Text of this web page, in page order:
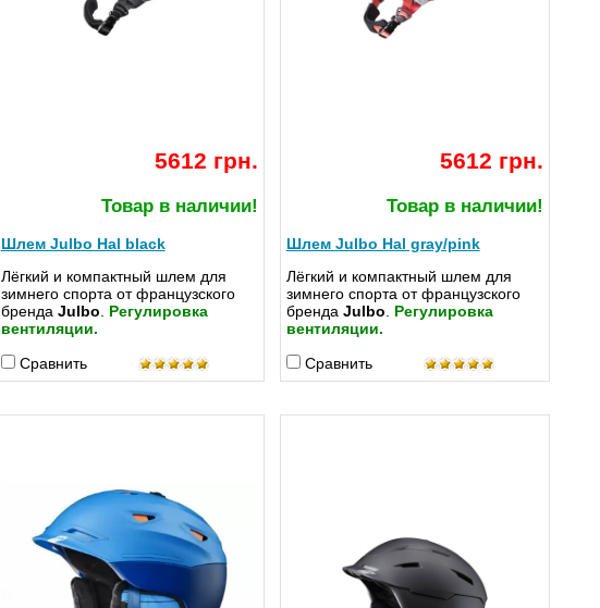
5612 грн.
Товар в наличии!
Шлем Julbo Hal black
Лёгкий и компактный шлем для
зимнего спорта от французского
бренда Julbo
Регулировка
вентиляции.
Сравнить
5612 грн.
Товар в наличии!
Шлем Julbo Hal gray/pink
Лёгкий и компактный шлем для
зимнего спорта от французского
бренда Julbo
Регулировка
вентиляции.
Сравнить